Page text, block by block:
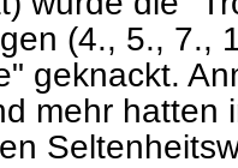
(4., 5., 7.,
geknackt.
mehr hatten